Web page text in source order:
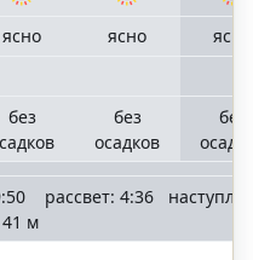
ясно
без
ясно
без
осадков
ясно
без
рассвет: 4:36
м